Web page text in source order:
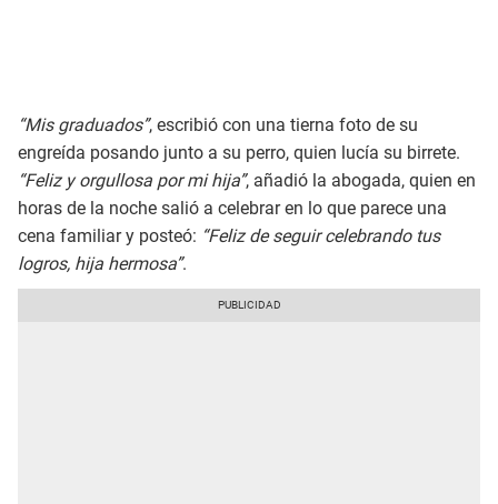
“Mis graduados”, escribió con una tierna foto de su
engreída posando junto a su perro, quien lucía su birrete.
“Feliz y orgullosa por mi hija”, añadió la abogada, quien en
horas de la noche salió a celebrar en lo que parece una
cena familiar y posteó: “Feliz de seguir celebrando tus
logros, hija hermosa”.